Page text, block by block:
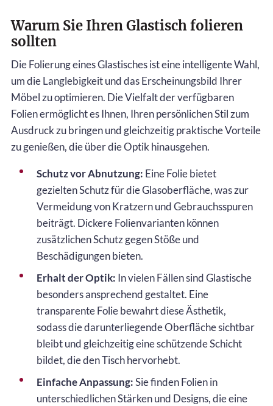
Warum Sie Ihren Glastisch folieren
sollten
Die Folierung eines Glastisches ist eine intelligente Wahl,
um die Langlebigkeit und das Erscheinungsbild Ihrer
Möbel zu optimieren. Die Vielfalt der verfügbaren
Folien ermöglicht es Ihnen, Ihren persönlichen Stil zum
Ausdruck zu bringen und gleichzeitig praktische Vorteile
zu genießen, die über die Optik hinausgehen.
Schutz vor Abnutzung: Eine Folie bietet
gezielten Schutz für die Glasoberfläche, was zur
Vermeidung von Kratzern und Gebrauchsspuren
beiträgt. Dickere Folienvarianten können
zusätzlichen Schutz gegen Stöße und
Beschädigungen bieten.
Erhalt der Optik: In vielen Fällen sind Glastische
besonders ansprechend gestaltet. Eine
transparente Folie bewahrt diese Ästhetik,
sodass die darunterliegende Oberfläche sichtbar
bleibt und gleichzeitig eine schützende Schicht
bildet, die den Tisch hervorhebt.
Einfache Anpassung:Sie finden Folien in
unterschiedlichen Stärken und Designs, die eine